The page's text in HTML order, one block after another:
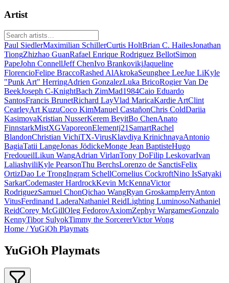
Artist
Paul SiedlerMaximilian SchillerCurtis HoltBrian C. HailesJonathan
TiongZhizhao GuanRafael Enrique Rodriguez BellotSimon
PapeJohn ConnellJeff ChenIvo BrankovikjJaqueline
FlorencioFelipe BraccoRashed AlAkrokaSeunghee LeeJue LiKyle
"Punk Art" HerringAdrien GonzalezLuka BricoRogier Van De
BeekJoseph C-KnightBach ZimMad1984Caio Eduardo
SantosFrancis BrunetRichard LayVlad MaricaKardie ArtClint
CearleyArt KuzuCoco KimManuel CastañonChris ColdDariia
KasimovaKristian NusserKerem BeyitBo ChenAnato
FinnstarkMistXGVaporeonElementj21 SamartRachel
BlandonChristian VichiTX-VirusKlavdiya KrinichnayaAntonio
BagiaTatii LangeJonas JödickeMonge Jean BaptisteHugo
FredoueilLikun WangAdrian VirlanTony DoFilip LeskovarIvan
LaliashviliKyle PearsonThu BerchsLorenzo de SanctisFelix
OrtizDao Le TrongIngram SchellCornelius CockroftNino IsSatyaki
SarkarCodemaster HardrockKevin McKennaVictor
RodriguezSamuel ChonQichao WangRyan GroskampJerryAnton
VitusFerdinand LaderaNathaniel ReidLighting LuminosoNathaniel
ReidCorey McGillOleg FedorovAxiomZephyr WargamesGonzalo
KennyTibor SulyokTimmy the SorcererVictor Wong
Home /YuGiOh Playmats
YuGiOh Playmats